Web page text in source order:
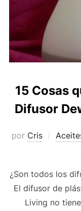
15 Cosas
Difusor
por Cris
¿Son todos los
El difusor de
Living no